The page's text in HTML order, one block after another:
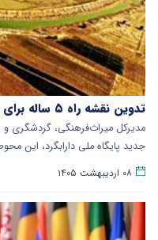
تدوین نقشه راه ۵ ساله برای ثبت جهانی دارابگرد
مدیرکل میراث‌فرهنگی، گردشگری و
جدید پایگاه ملی دارابگرد، این
۰۸ اردیبهشت ۱۴۰۵